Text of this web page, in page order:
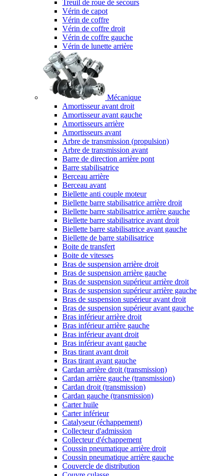
Treuil de roue de secours
Vérin de capot
Vérin de coffre
Vérin de coffre droit
Vérin de coffre gauche
Vérin de lunette arrière
Mécanique
Amortisseur avant droit
Amortisseur avant gauche
Amortisseurs arrière
Amortisseurs avant
Arbre de transmission (propulsion)
Arbre de transmission avant
Barre de direction arrière pont
Barre stabilisatrice
Berceau arrière
Berceau avant
Biellette anti couple moteur
Biellette barre stabilisatrice arrière droit
Biellette barre stabilisatrice arrière gauche
Biellette barre stabilisatrice avant droit
Biellette barre stabilisatrice avant gauche
Biellette de barre stabilisatrice
Boite de transfert
Boite de vitesses
Bras de suspension arrière droit
Bras de suspension arrière gauche
Bras de suspension supérieur arrière droit
Bras de suspension supérieur arrière gauche
Bras de suspension supérieur avant droit
Bras de suspension supérieur avant gauche
Bras inférieur arrière droit
Bras inférieur arrière gauche
Bras inférieur avant droit
Bras inférieur avant gauche
Bras tirant avant droit
Bras tirant avant gauche
Cardan arrière droit (transmission)
Cardan arrière gauche (transmission)
Cardan droit (transmission)
Cardan gauche (transmission)
Carter huile
Carter inférieur
Catalyseur (échappement)
Collecteur d'admission
Collecteur d'échappement
Coussin pneumatique arrière droit
Coussin pneumatique arrière gauche
Couvercle de distribution